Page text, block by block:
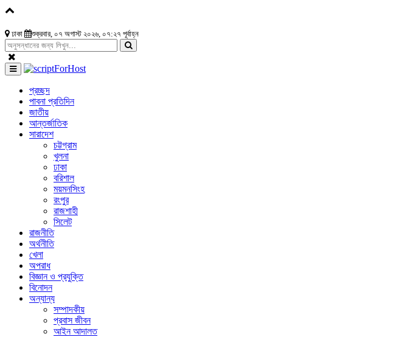
ঢাকা শুক্রবার, ০৭ অগাস্ট ২০২৬, ০৭:২৭ পূর্বাহ্ন
প্রচ্ছদ
পাবনা প্রতিদিন
জাতীয়
আন্তর্জাতিক
সারাদেশ
চট্টগ্রাম
খুলনা
ঢাকা
বরিশাল
ময়মনসিংহ
রংপুর
রাজশাহী
সিলেট
রাজনীতি
অর্থনীতি
খেলা
অপরাধ
বিজ্ঞান ও প্রযুক্তি
বিনোদন
অন্যান্য
সম্পাদকীয়
প্রবাস জীবন
আইন আদালত